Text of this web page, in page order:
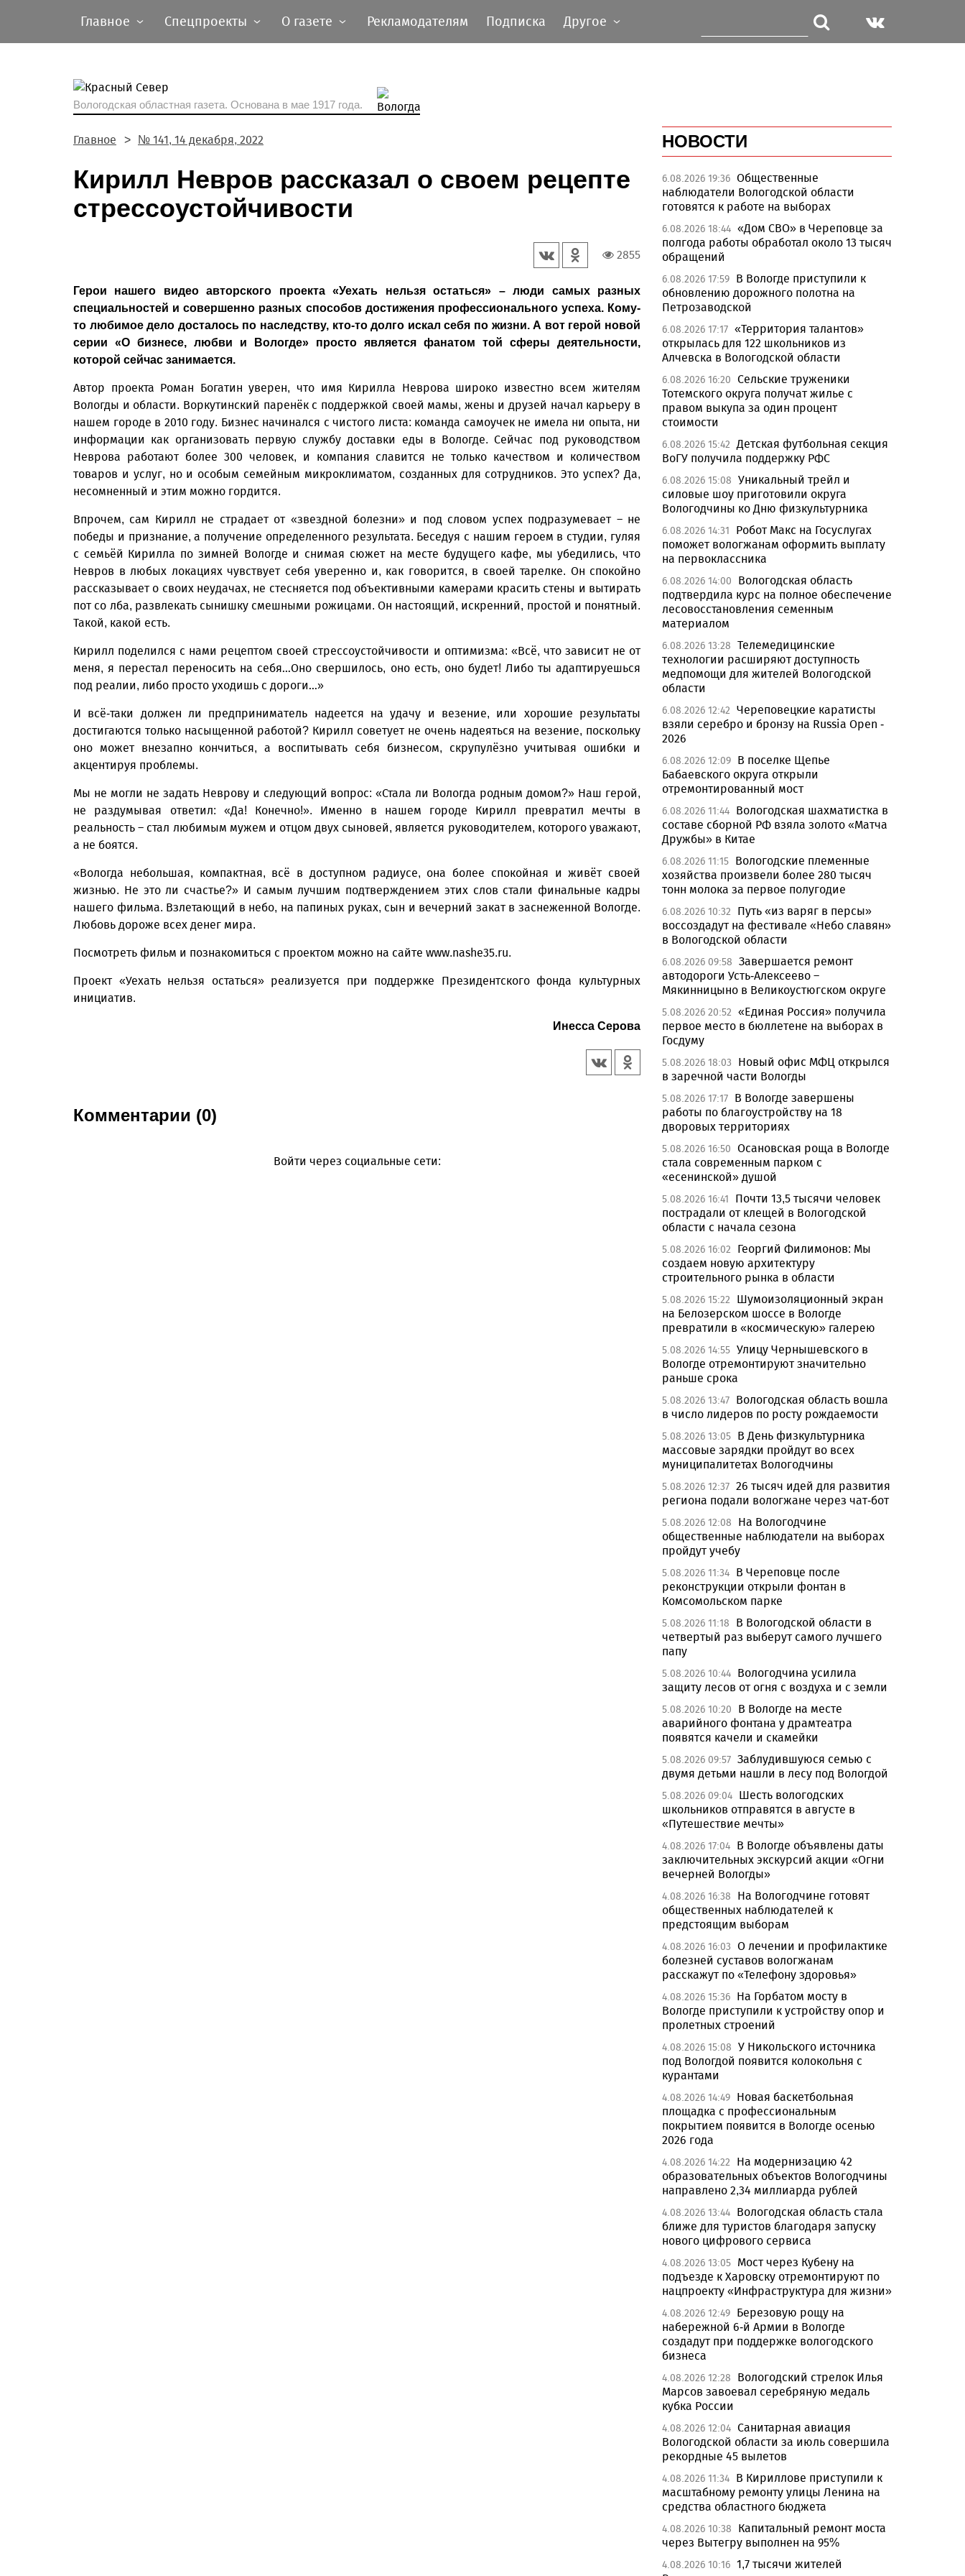
Главное Спецпроекты О газете Рекламодателям Подписка Другое
Вологодская областная газета. Основана в мае 1917 года.
Главное № 141, 14 декабря, 2022
Кирилл Невров рассказал о своем рецепте
стрессоустойчивости
2855
Герои нашего видео авторского проекта «Уехать нельзя остаться» – люди самых разных
специальностей и совершенно разных способов достижения профессионального успеха. Кому-
то любимое дело досталось по наследству, кто-то долго искал себя по жизни. А вот герой новой
серии «О бизнесе, любви и Вологде» просто является фанатом той сферы деятельности,
которой сейчас занимается.
Автор проекта Роман Богатин уверен, что имя Кирилла Неврова широко известно всем жителям
Вологды и области. Воркутинский паренёк с поддержкой своей мамы, жены и друзей начал карьеру в
нашем городе в 2010 году. Бизнес начинался с чистого листа: команда самоучек не имела ни опыта, ни
информации как организовать первую службу доставки еды в Вологде. Сейчас под руководством
Неврова работают более 300 человек, и компания славится не только качеством и количеством
товаров и услуг, но и особым семейным микроклиматом, созданных для сотрудников. Это успех? Да,
несомненный и этим можно гордится.
Впрочем, сам Кирилл не страдает от «звездной болезни» и под словом успех подразумевает – не
победы и признание, а получение определенного результата. Беседуя с нашим героем в студии, гуляя
с семьёй Кирилла по зимней Вологде и снимая сюжет на месте будущего кафе, мы убедились, что
Невров в любых локациях чувствует себя уверенно и, как говорится, в своей тарелке. Он спокойно
рассказывает о своих неудачах, не стесняется под объективными камерами красить стены и вытирать
пот со лба, развлекать сынишку смешными рожицами. Он настоящий, искренний, простой и понятный.
Такой, какой есть.
Кирилл поделился с нами рецептом своей стрессоустойчивости и оптимизма: «Всё, что зависит не от
меня, я перестал переносить на себя…Оно свершилось, оно есть, оно будет! Либо ты адаптируешься
под реалии, либо просто уходишь с дороги…»
И всё-таки должен ли предприниматель надеется на удачу и везение, или хорошие результаты
достигаются только насыщенной работой? Кирилл советует не очень надеяться на везение, поскольку
оно может внезапно кончиться, а воспитывать себя бизнесом, скрупулёзно учитывая ошибки и
акцентируя проблемы.
Мы не могли не задать Неврову и следующий вопрос: «Стала ли Вологда родным домом?» Наш герой,
не раздумывая ответил: «Да! Конечно!». Именно в нашем городе Кирилл превратил мечты в
реальность – стал любимым мужем и отцом двух сыновей, является руководителем, которого уважают,
а не боятся.
«Вологда небольшая, компактная, всё в доступном радиусе, она более спокойная и живёт своей
жизнью. Не это ли счастье?» И самым лучшим подтверждением этих слов стали финальные кадры
нашего фильма. Взлетающий в небо, на папиных руках, сын и вечерний закат в заснеженной Вологде.
Любовь дороже всех денег мира.
Посмотреть фильм и познакомиться с проектом можно на сайте www.nashe35.ru.
Проект «Уехать нельзя остаться» реализуется при поддержке Президентского фонда культурных
инициатив.
Инесса Серова
Комментарии (0)
Войти через социальные сети:
НОВОСТИ
6.08.2026 19:36 Общественные
наблюдатели Вологодской области
готовятся к работе на выборах
6.08.2026 18:44 «Дом СВО» в Череповце за
полгода работы обработал около 13 тысяч
обращений
6.08.2026 17:59 В Вологде приступили к
обновлению дорожного полотна на
Петрозаводской
6.08.2026 17:17 «Территория талантов»
открылась для 122 школьников из
Алчевска в Вологодской области
6.08.2026 16:20 Сельские труженики
Тотемского округа получат жилье с
правом выкупа за один процент
стоимости
6.08.2026 15:42 Детская футбольная секция
ВоГУ получила поддержку РФС
6.08.2026 15:08 Уникальный трейл и
силовые шоу приготовили округа
Вологодчины ко Дню физкультурника
6.08.2026 14:31
Робот Макс на Госуслугах
поможет вологжанам оформить выплату
на первоклассника
6.08.2026 14:00
Вологодская область
подтвердила курс на полное обеспечение
лесовосстановления семенным
материалом
6.08.2026 13:28 Телемедицинские
технологии расширяют доступность
медпомощи для жителей Вологодской
области
6.08.2026 12:42 Череповецкие каратисты
взяли серебро и бронзу на Russia Open -
2026
6.08.2026 12:09 В поселке Щепье
Бабаевского округа открыли
отремонтированный мост
6.08.2026 11:44 Вологодская шахматистка в
составе сборной РФ взяла золото «Матча
Дружбы» в Китае
6.08.2026 11:15 Вологодские племенные
хозяйства произвели более 280 тысяч
тонн молока за первое полугодие
6.08.2026 10:32
Путь «из варяг в персы»
воссоздадут на фестивале «Небо славян»
в Вологодской области
6.08.2026 09:58 Завершается ремонт
автодороги Усть-Алексеево –
Мякинницыно в Великоустюгском округе
5.08.2026 20:52 «Единая Россия» получила
первое место в бюллетене на выборах в
Госдуму
5.08.2026 18:03
Новый офис МФЦ открылся
в заречной части Вологды
5.08.2026 17:17 В Вологде завершены
работы по благоустройству на 18
дворовых территориях
5.08.2026 16:50 Осановская роща в Вологде
стала современным парком с
«есенинской» душой
5.08.2026 16:41
Почти 13,5 тысячи человек
пострадали от клещей в Вологодской
области с начала сезона
5.08.2026 16:02
Георгий Филимонов: Мы
создаем новую архитектуру
строительного рынка в области
5.08.2026 15:22
Шумоизоляционный экран
на Белозерском шоссе в Вологде
превратили в «космическую» галерею
5.08.2026 14:55 Улицу Чернышевского в
Вологде отремонтируют значительно
раньше срока
5.08.2026 13:47 Вологодская область вошла
в число лидеров по росту рождаемости
5.08.2026 13:05 В День физкультурника
массовые зарядки пройдут во всех
муниципалитетах Вологодчины
5.08.2026 12:37 26 тысяч идей для развития
региона подали вологжане через чат-бот
5.08.2026 12:08
На Вологодчине
общественные наблюдатели на выборах
пройдут учебу
5.08.2026 11:34 В Череповце после
реконструкции открыли фонтан в
Комсомольском парке
5.08.2026 11:18
В Вологодской области в
четвертый раз выберут самого лучшего
папу
5.08.2026 10:44 Вологодчина усилила
защиту лесов от огня с воздуха и с земли
5.08.2026 10:20
В Вологде на месте
аварийного фонтана у драмтеатра
появятся качели и скамейки
5.08.2026 09:57 Заблудившуюся семью с
двумя детьми нашли в лесу под Вологдой
5.08.2026 09:04 Шесть вологодских
школьников отправятся в августе в
«Путешествие мечты»
4.08.2026 17:04 В Вологде объявлены даты
заключительных экскурсий акции «Огни
вечерней Вологды»
4.08.2026 16:38
На Вологодчине готовят
общественных наблюдателей к
предстоящим выборам
4.08.2026 16:03 О лечении и профилактике
болезней суставов вологжанам
расскажут по «Телефону здоровья»
4.08.2026 15:36 На Горбатом мосту в
Вологде приступили к устройству опор и
пролетных строений
4.08.2026 15:08 У Никольского источника
под Вологдой появится колокольня с
курантами
4.08.2026 14:49 Новая баскетбольная
площадка с профессиональным
покрытием появится в Вологде осенью
2026 года
4.08.2026 14:22
На модернизацию 42
образовательных объектов Вологодчины
направлено 2,34 миллиарда рублей
4.08.2026 13:44 Вологодская область стала
ближе для туристов благодаря запуску
нового цифрового сервиса
4.08.2026 13:05 Мост через Кубену на
подъезде к Харовску отремонтируют по
нацпроекту «Инфраструктура для жизни»
4.08.2026 12:49 Березовую рощу на
набережной 6-й Армии в Вологде
создадут при поддержке вологодского
бизнеса
4.08.2026 12:28
Вологодский стрелок Илья
Марсов завоевал серебряную медаль
кубка России
4.08.2026 12:04 Санитарная авиация
Вологодской области за июль совершила
рекордные 45 вылетов
4.08.2026 11:34 В Кириллове приступили к
масштабному ремонту улицы Ленина на
средства областного бюджета
4.08.2026 10:38
Капитальный ремонт моста
через Вытегру выполнен на 95%
4.08.2026 10:16 1,7 тысячи жителей